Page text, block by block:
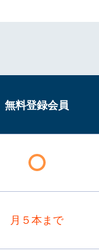
無料登録会員
月５本まで